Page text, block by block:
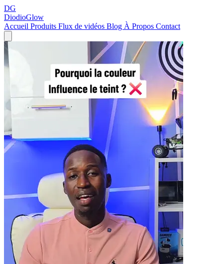
DG
DiodioGlow
Accueil Produits Flux de vidéos Blog À Propos Contact